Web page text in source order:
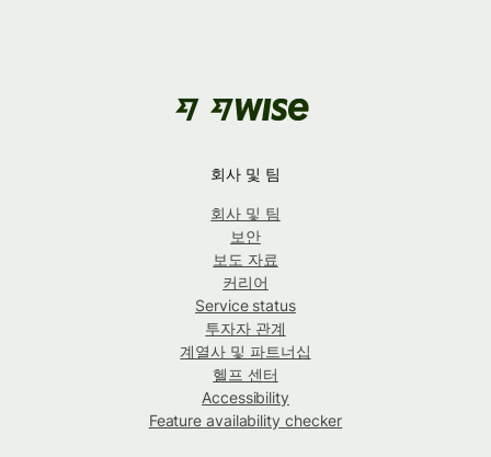
회사 및 팀
회사 및 팀
보안
보도 자료
커리어
Service status
투자자 관계
계열사 및 파트너십
헬프 센터
Accessibility
Feature availability checker